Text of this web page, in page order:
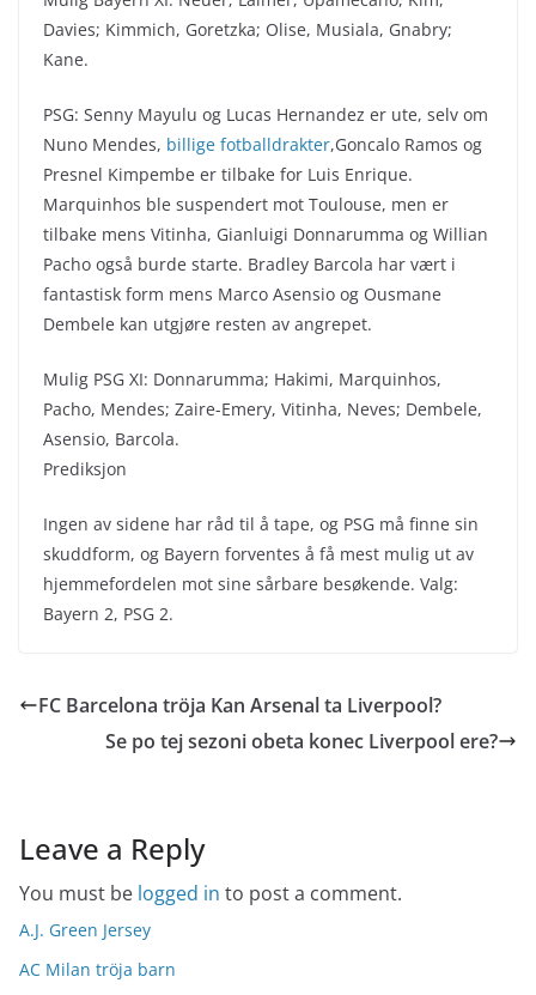
Davies; Kimmich, Goretzka; Olise, Musiala, Gnabry;
Kane.
PSG: Senny Mayulu og Lucas Hernandez er ute, selv om
Nuno Mendes, billige fotballdrakter,Goncalo Ramos og
Presnel Kimpembe er tilbake for Luis Enrique.
Marquinhos ble suspendert mot Toulouse, men er
tilbake mens Vitinha, Gianluigi Donnarumma og Willian
Pacho også burde starte. Bradley Barcola har vært i
fantastisk form mens Marco Asensio og Ousmane
Dembele kan utgjøre resten av angrepet.
Mulig PSG XI: Donnarumma; Hakimi, Marquinhos,
Pacho, Mendes; Zaire-Emery, Vitinha, Neves; Dembele,
Asensio, Barcola.
Prediksjon
Ingen av sidene har råd til å tape, og PSG må finne sin
skuddform, og Bayern forventes å få mest mulig ut av
hjemmefordelen mot sine sårbare besøkende. Valg:
Bayern 2, PSG 2.
FC Barcelona tröja Kan Arsenal ta Liverpool?
Se po tej sezoni obeta konec Liverpool ere?
Leave a Reply
You must be logged in to post a comment.
A.J. Green Jersey
AC Milan tröja barn